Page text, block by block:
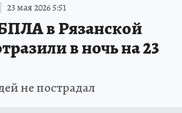
23 мая 2026 5:51
в Рязанской
в ночь на 23
не пострадал